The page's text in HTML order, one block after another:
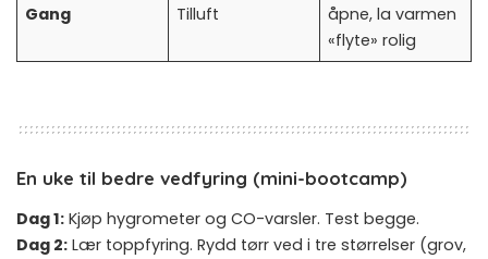
Gang Tilluft
åpne, la varmen
«flyte» rolig
En uke til bedre vedfyring (mini-bootcamp)
Dag 1: Kjøp hygrometer og CO-varsler. Test begge.
Dag 2: Lær toppfyring. Rydd tørr ved i tre størrelser (grov,